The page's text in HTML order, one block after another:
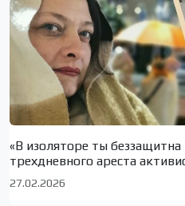
«В изоляторе ты
трехдневного ареста
27.02.2026